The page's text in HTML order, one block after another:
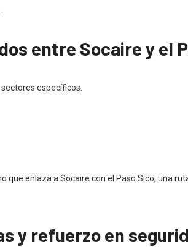
entre Socaire y el
específicos:
enlaza a Socaire con el Paso Sico, una
y refuerzo en